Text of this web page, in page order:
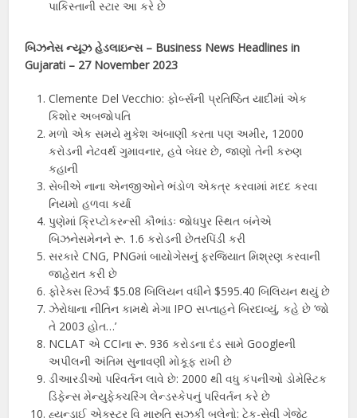
પાકિસ્તાની સ્ટાર આ કરે છે
બિઝનેસ ન્યૂઝ હેડલાઇન્સ – Business News Headlines in
Gujarati – 27 November 2023
Clemente Del Vecchio: ફોર્બ્સની પ્રતિષ્ઠિત યાદીમાં એક
કિશોર અબજોપતિ
મળો એક સમયે મુકેશ અંબાણી કરતા પણ અમીર, 12000
કરોડની નેટવર્થ ગુમાવનાર, હવે બેઘર છે, જાણો તેની કરુણ
કહાની
સેબીએ નાના એનજીઓને ભંડોળ એકત્ર કરવામાં મદદ કરવા
નિયમો હળવા કર્યા
પુણેમાં ક્રિપ્ટોકરન્સી કૌભાંડઃ જોધપુર સ્થિત બંનેએ
બિઝનેસમેનને રૂ. 1.6 કરોડની છેતરપિંડી કરી
સરકારે CNG, PNGમાં બાયોગેસનું ફરજિયાત મિશ્રણ કરવાની
જાહેરાત કરી છે
ફોરેક્સ રિઝર્વ $5.08 બિલિયન વધીને $595.40 બિલિયન થયું છે
ઝેરોધાના નીતિન કામથે મેગા IPO સપ્તાહને બિરદાવ્યું, કહે છે ‘જો
તે 2003 હોત…’
NCLAT એ CCIના રૂ. 936 કરોડના દંડ સામે Googleની
અપીલની અંતિમ સુનાવણી મોકૂફ રાખી છે
ડીઆરડીઓ પરિવર્તન લાવે છે: 2000 થી વધુ કંપનીઓ ડોમેસ્ટિક
ડિફેન્સ મેન્યુફેક્ચરિંગ લેન્ડસ્કેપનું પરિવર્તન કરે છે
હ્યુન્ડાઈ એક્સ્ટર વિ મારુતિ સુઝુકી બલેનો: ટેક-સેવી ગેજેટ